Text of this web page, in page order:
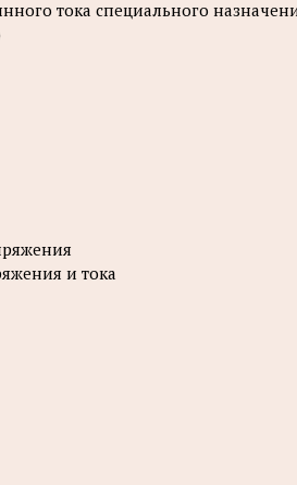
тока специального
и тока